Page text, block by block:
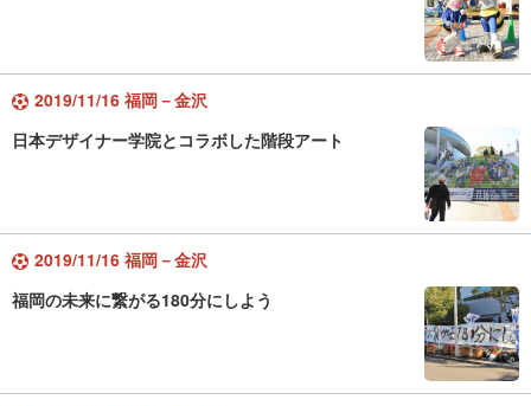
2019/11/16 福岡－金沢
日本デザイナー学院とコラボした階段アート
2019/11/16 福岡－金沢
福岡の未来に繋がる180分にしよう